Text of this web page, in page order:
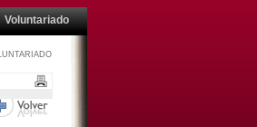
Voluntariado